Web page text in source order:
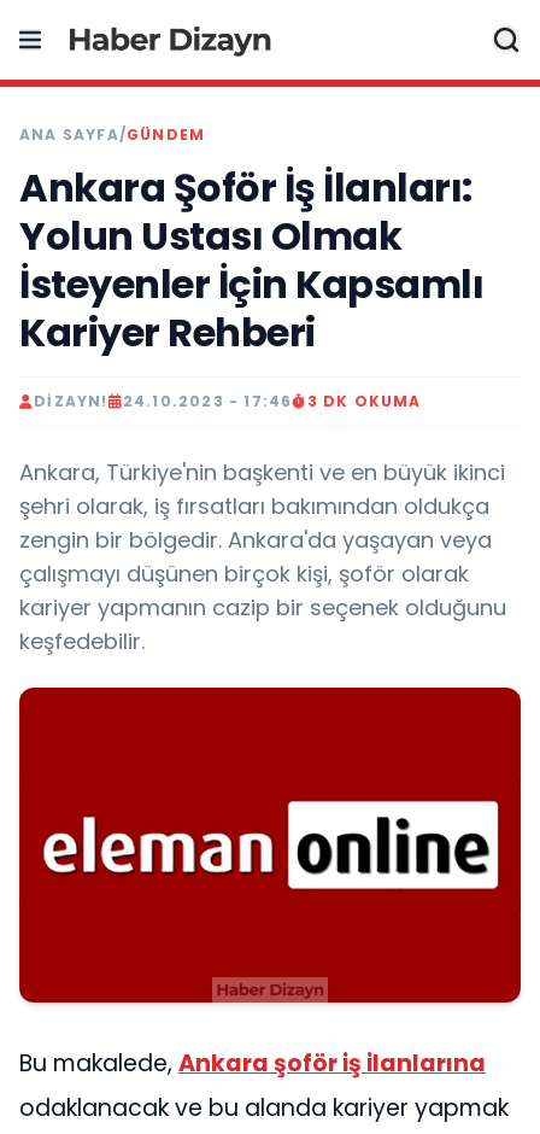
ANA SAYFA/GÜNDEM
Ankara Şoför İş İlanları:
Yolun Ustası Olmak
İsteyenler İçin Kapsamlı
Kariyer Rehberi
DIZAYN! 24.10.2023 - 17:46 3 DK OKUMA
Ankara, Türkiye'nin başkenti ve en büyük ikinci
şehri olarak, iş fırsatları bakımından oldukça
zengin bir bölgedir. Ankara'da yaşayan veya
çalışmayı düşünen birçok kişi, şoför olarak
kariyer yapmanın cazip bir seçenek olduğunu
keşfedebilir.
Bu makalede, Ankara şoför iş ilanlarına
odaklanacak ve bu alanda kariyer yapmak